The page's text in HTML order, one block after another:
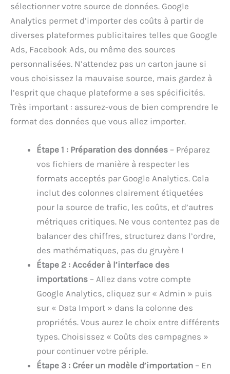
sélectionner votre source de données. Google
Analytics permet d’importer des coûts à partir de
diverses plateformes publicitaires telles que Google
Ads, Facebook Ads, ou même des sources
personnalisées. N’attendez pas un carton jaune si
vous choisissez la mauvaise source, mais gardez à
l’esprit que chaque plateforme a ses spécificités.
Très important : assurez-vous de bien comprendre le
format des données que vous allez importer.
Étape 1 : Préparation des données – Préparez
vos fichiers de manière à respecter les
formats acceptés par Google Analytics. Cela
inclut des colonnes clairement étiquetées
pour la source de trafic, les coûts, et d’autres
métriques critiques. Ne vous contentez pas de
balancer des chiffres, structurez dans l’ordre,
des mathématiques, pas du gruyère !
Étape 2 : Accéder à l’interface des
importations – Allez dans votre compte
Google Analytics, cliquez sur « Admin » puis
sur « Data Import » dans la colonne des
propriétés. Vous aurez le choix entre différents
types. Choisissez « Coûts des campagnes »
pour continuer votre périple.
Étape 3 : Créer un modèle d’importation – En